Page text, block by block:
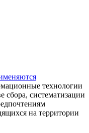
технологии
сбора, систематизации
на территории